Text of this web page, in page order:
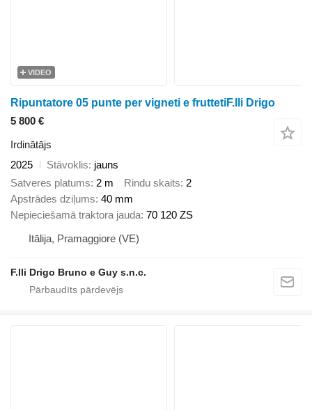
VIDEO
Ripuntatore 05 punte per vigneti e fruttetiF.lli Drigo
5 800 €
Irdinātājs
2025
Stāvoklis jauns
Satveres platums 2 m Rindu skaits 2
Apstrādes dziļums 40 mm
Nepieciešamā traktora jauda 70 120 ZS
Itālija, Pramaggiore (VE)
F.lli Drigo Bruno e Guy s.n.c.